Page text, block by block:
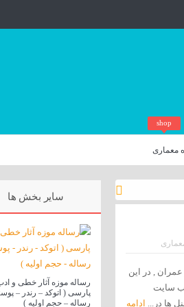
معماری
shop
, در این
سایت
ها در...
ادامه
سایر بخش ها
رساله موزه آثار خطی و
پارسی ( اتوکد – رندر –
رساله – حجم اولیه )